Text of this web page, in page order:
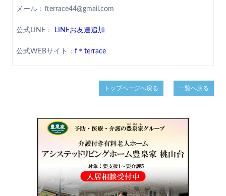
メール：fterrace44@gmail.com
公式LINE： LINEお友達追加
公式WEBサイト： f＊terrace
一覧へ戻る
トップページへ戻る